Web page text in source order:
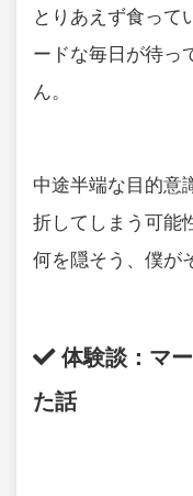
とりあえず食って
ードな毎日が待っ
ん。
中途半端な目的意
折してしまう可能
何を隠そう、僕が
体験談：マ
た話